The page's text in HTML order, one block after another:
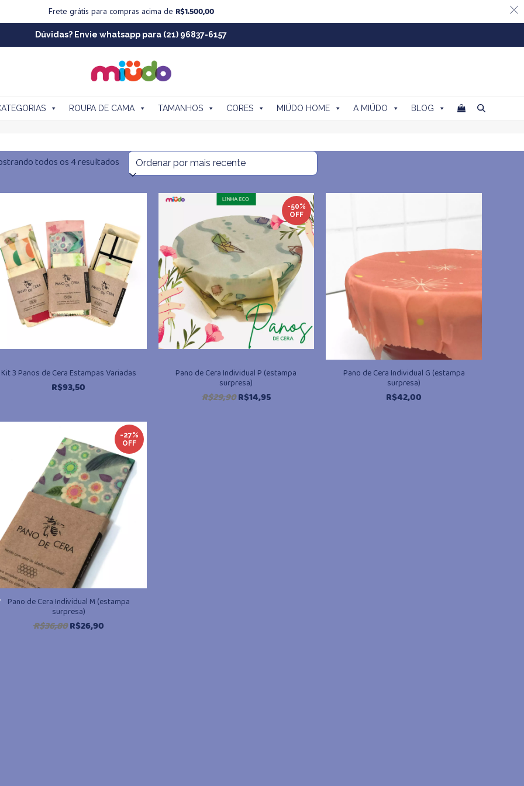
Frete grátis para compras acima de R$1.500,00
Dúvidas? Envie whatsapp para (21) 96837-6157
ROUPA DE CAMA TAMANHOS CORES MIÜDO HOME A MIÜDO
BLOG
todos os 4 resultados Classificado
recente
Kit 3 Panos de Cera Estampas Variadas
R$93,50
-50%
OFF
Pano de Cera Individual P (estampa
surpresa)
R$29,90O
R$14,95O
Pano de Cera Individual G (estampa
surpresa)
R$42,00
-27%
OFF
Pano de Cera Individual M (estampa
surpresa)
R$36,80O
R$26,90O